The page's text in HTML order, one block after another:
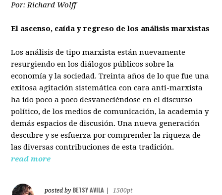
Por: Richard Wolff
El ascenso, caída y regreso de los análisis marxistas
Los análisis de tipo marxista están nuevamente
resurgiendo en los diálogos públicos sobre la
economía y la sociedad. Treinta años de lo que fue una
exitosa agitación sistemática con cara anti-marxista
ha ido poco a poco desvaneciéndose en el discurso
político, de los medios de comunicación, la academia y
demás espacios de discusión. Una nueva generación
descubre y se esfuerza por comprender la riqueza de
las diversas contribuciones de esta tradición.
read more
posted by BETSY AVILA
1500pt